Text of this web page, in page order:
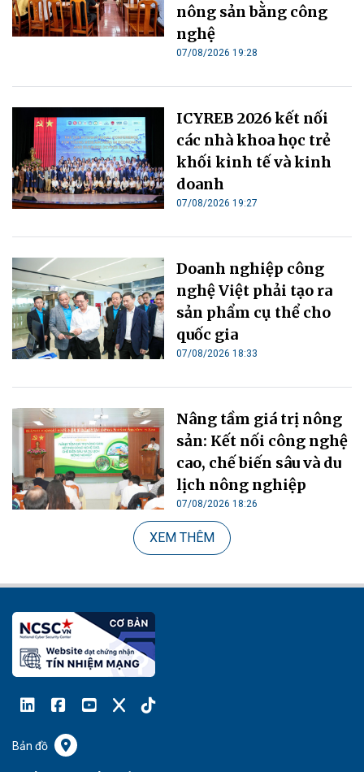
nông sản bằng công
nghệ
07/08/2026 19:28
ICYREB 2026 kết nối
các nhà khoa học trẻ
khối kinh tế và kinh
doanh
07/08/2026 19:27
Doanh nghiệp công
nghệ Việt phải tạo ra
sản phẩm cụ thể cho
quốc gia
07/08/2026 18:33
Nâng tầm giá trị nông
sản: Kết nối công nghệ
cao, chế biến sâu và du
lịch nông nghiệp
07/08/2026 18:26
XEM THÊM
Bản đồ